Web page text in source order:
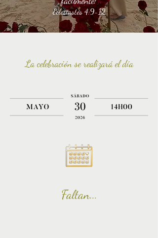
Eclesiastés 4:9-12
Lacelebraciónse realizará el día
Faltan...